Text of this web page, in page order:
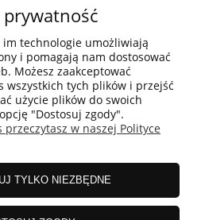
POMOC
KONTO
prywatność
im technologie umożliwiają
i pomagają nam dostosować
Możesz zaakceptować
wszystkich tych plików i przejść
użycie plików do swoich
"Dostosuj zgody".
w naszej Polityce
TYLKO NIEZBĘDNE